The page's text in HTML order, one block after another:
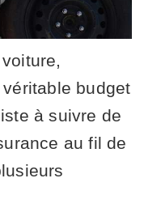
budget
à suivre de
au fil de